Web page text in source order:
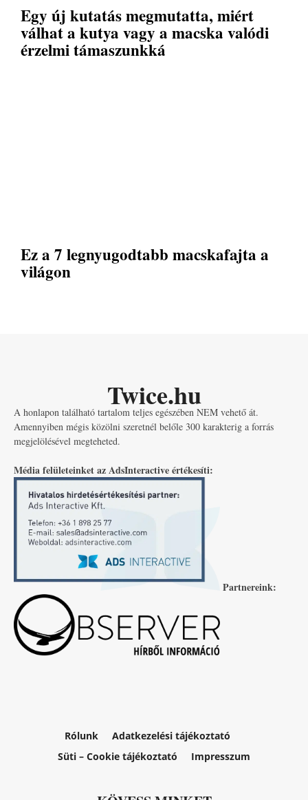
Egy új kutatás megmutatta, miért
válhat a kutya vagy a macska valódi
érzelmi támaszunkká
Ez a 7 legnyugodtabb macskafajta a
világon
Twice.hu
A honlapon található tartalom teljes egészében NEM vehető át.
Amennyiben mégis közölni szeretnél belőle 300 karakterig a forrás
megjelölésével megteheted.
Média felületeinket az AdsInteractive értékesíti:
Partnereink:
Rólunk
Adatkezelési tájékoztató
Süti – Cookie tájékoztató
Impresszum